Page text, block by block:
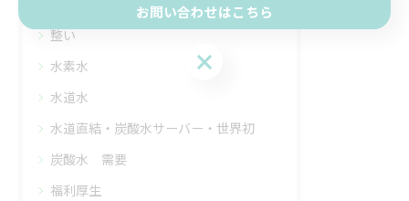
整い
水素水
水道水
水道直結・炭酸水サーバー・世界初
炭酸水 需要
福利厚生
お問い合わせはこちら
お問い合わせはこちら